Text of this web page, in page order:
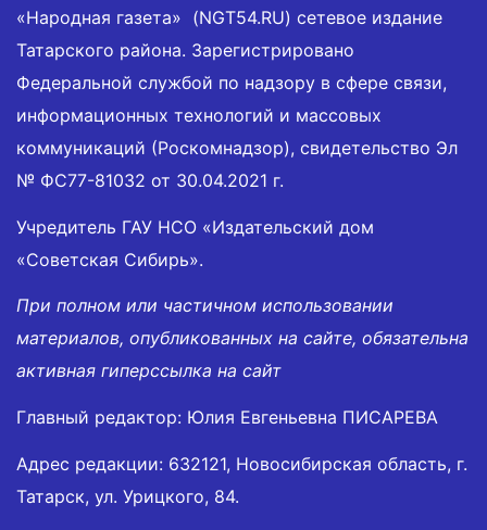
«Народная газета» (NGT54.RU) сетевое издание
Татарского района. Зарегистрировано
Федеральной службой по надзору в сфере связи,
информационных технологий и массовых
коммуникаций (Роскомнадзор), свидетельство Эл
№ ФС77-81032 от 30.04.2021 г.
Учредитель ГАУ НСО «Издательский дом
«Советская Сибирь».
При полном или частичном использовании
материалов, опубликованных на сайте, обязательна
активная гиперссылка на сайт
Главный редактор: Юлия Евгеньевна ПИСАРЕВА
Адрес редакции: 632121, Новосибирская область, г.
Татарск, ул. Урицкого, 84.